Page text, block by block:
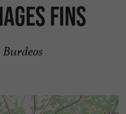
Fins